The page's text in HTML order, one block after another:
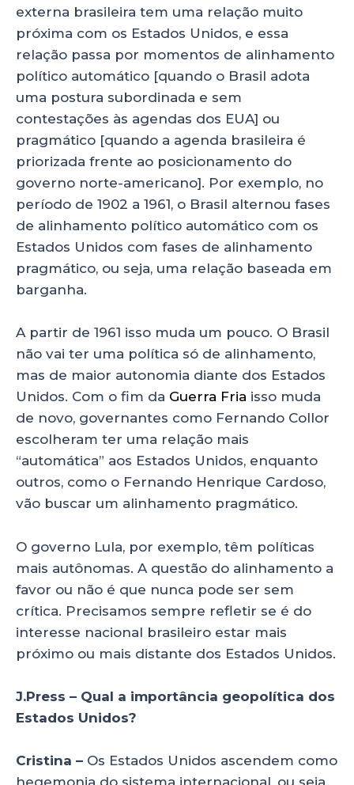
externa brasileira tem uma relação muito
próxima com os Estados Unidos, e essa
relação passa por momentos de alinhamento
político automático [quando o Brasil adota
uma postura subordinada e sem
contestações às agendas dos EUA] ou
pragmático [quando a agenda brasileira é
priorizada frente ao posicionamento do
governo norte-americano]. Por exemplo, no
período de 1902 a 1961, o Brasil alternou fases
de alinhamento político automático com os
Estados Unidos com fases de alinhamento
pragmático, ou seja, uma relação baseada em
barganha.
A partir de 1961 isso muda um pouco. O Brasil
não vai ter uma política só de alinhamento,
mas de maior autonomia diante dos Estados
Unidos. Com o fim da Guerra Fria isso muda
de novo, governantes como Fernando Collor
escolheram ter uma relação mais
“automática” aos Estados Unidos, enquanto
outros, como o Fernando Henrique Cardoso,
vão buscar um alinhamento pragmático.
O governo Lula, por exemplo, têm políticas
mais autônomas. A questão do alinhamento a
favor ou não é que nunca pode ser sem
crítica. Precisamos sempre refletir se é do
interesse nacional brasileiro estar mais
próximo ou mais distante dos Estados Unidos.
J.Press – Qual a importância geopolítica dos
Estados Unidos?
Cristina – Os Estados Unidos ascendem como